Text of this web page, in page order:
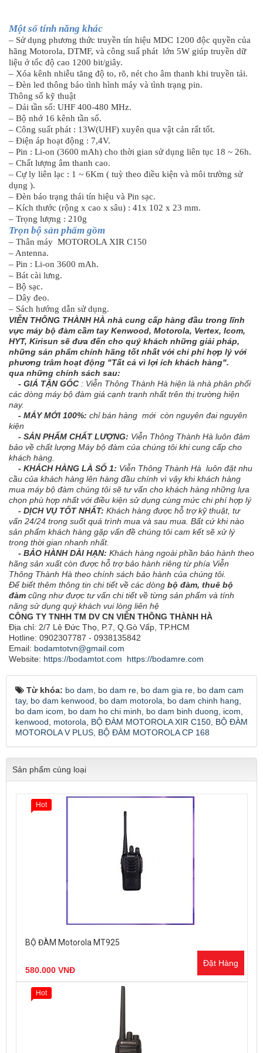
Một số tính năng khác
– Sử dụng phương thức truyền tín hiệu MDC 1200 độc quyền của
hãng Motorola, DTMF, và công suấ phát lớn 5W giúp truyền dữ
liệu ở tốc độ cao 1200 bit/giây.
– Xóa kênh nhiễu tăng độ to, rõ, nét cho âm thanh khi truyền tải.
– Đèn led thông báo tình hình máy và tình trạng pin.
Thông số kỹ thuật
– Dải tần số: UHF 400-480 MHz.
– Bộ nhớ 16 kênh tần số.
– Công suất phát : 13W(UHF) xuyên qua vật cản rất tốt.
– Điện áp hoạt động : 7,4V.
– Pin : Li-on (3600 mAh) cho thời gian sử dụng liên tục 18 ~ 26h.
– Chất lượng âm thanh cao.
– Cự ly liên lạc : 1 ~ 6Km ( tuỳ theo điều kiện và môi trường sử
dụng ).
– Đèn báo trạng thái tín hiệu và Pin sạc.
– Kích thước (rộng x cao x sâu) : 41x 102 x 23 mm.
– Trọng lượng : 210g
Trọn bộ sản phẩm gồm
– Thân máy MOTOROLA XIR C150
– Antenna.
– Pin : Li-on 3600 mAh.
– Bát cài lưng.
– Bộ sạc.
– Dây đeo.
– Sách hướng dẫn sử dụng.
VIỄN THÔNG THÀNH HÀ nhà cung cấp hàng đầu trong lĩnh
vực máy bộ đàm cầm tay Kenwood, Motorola, Vertex, Icom,
HYT, Kirisun sẽ đưa đến cho quý khách những giải pháp,
những sản phẩm chính hãng tốt nhất với chi phí hợp lý với
phương trâm hoạt động "Tất cả vì lợi ích khách hàng".
qua những chính sách sau:
- GIÁ TẬN GỐC : Viễn Thông Thành Hà hiện là nhà phân phối
các dòng máy bộ đàm giá cạnh tranh nhất trên thị trường hiện
nay.
- MÁY MỚI 100%: chỉ bán hàng mới còn nguyên đai nguyên
kiện
- SẢN PHẨM CHẤT LƯỢNG: Viễn Thông Thành Hà luôn đảm
bảo về chất lượng Máy bộ đàm của chúng tôi khi cung cấp cho
khách hàng.
- KHÁCH HÀNG LÀ SỐ 1: Viễn Thông Thành Hà luôn đặt nhu
cầu của khách hàng lên hàng đầu chính vì vậy khi khách hàng
mua máy bộ đàm chúng tôi sẽ tư vấn cho khách hàng những lựa
chọn phù hợp nhất với điều kiện sử dụng cùng mức chi phí hợp lý
- DỊCH VỤ TỐT NHẤT: Khách hàng được hỗ trợ kỹ thuật, tư
vấn 24/24 trong suốt quá trình mua và sau mua. Bất cứ khi nào
sản phẩm khách hàng gặp vấn đề chúng tôi cam kết sẽ xử lý
trong thời gian nhanh nhất.
- BẢO HÀNH DÀI HẠN: Khách hàng ngoài phần bảo hành theo
hãng sản xuất còn được hỗ trợ bảo hành riêng từ phía Viễn
Thông Thành Hà theo chính sách bảo hành của chúng tôi.
Để biết thêm thông tin chi tiết về các dòng bộ đàm, thuê bộ
đàm cũng như được tư vấn chi tiết về từng sản phẩm và tính
năng sử dụng quý khách vui lòng liên hệ
CÔNG TY TNHH TM DV CN VIỄN THÔNG THÀNH HÀ
Địa chỉ: 2/7 Lê Đức Thọ, P.7, Q.Gò Vấp, TP.HCM
Hotline: 0902307787 - 0938135842
Email: bodamtotvn@gmail.com
Website: https://bodamtot.com https://bodamre.com
Từ khóa: bo dam bo dam re bo dam gia re bo dam cam
tay, bo dam kenwood bo dam motorola bo dam chinh hang
bo dam icom
bo dam ho chi minh bo dam binh duong icom
kenwood
motorola BỘ ĐÀM MOTOROLA XIR C150 BỘ ĐÀM
MOTOROLA V PLUS BỘ ĐÀM MOTOROLA CP 168
Sản phẩm cùng loại
BỘ ĐÀM Motorola MT925
580.000 VNĐ
Đặt Hàng
Hot
Hot